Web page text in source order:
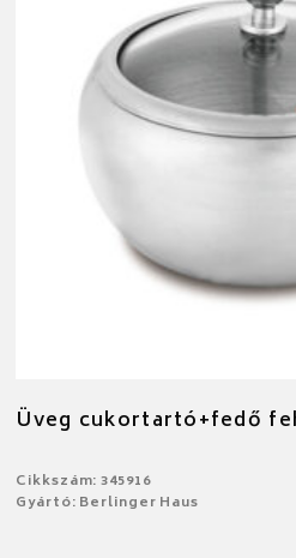
Üveg cukortartó+fedő
Cikkszám: 345916
Gyártó: Berlinger Haus